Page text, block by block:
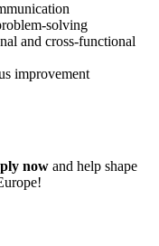
solving
and cross-functional
improvement
now and help shape